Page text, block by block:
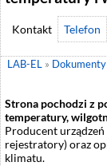
Telefon
LAB-EL » Dokumenty
Strona pochodzi z
temperatury,
Producent
rejestratory) oraz
klimatu.